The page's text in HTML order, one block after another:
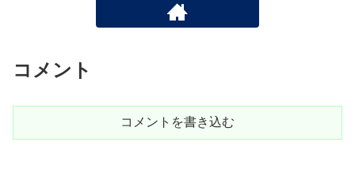
コメント
コメントを書き込む